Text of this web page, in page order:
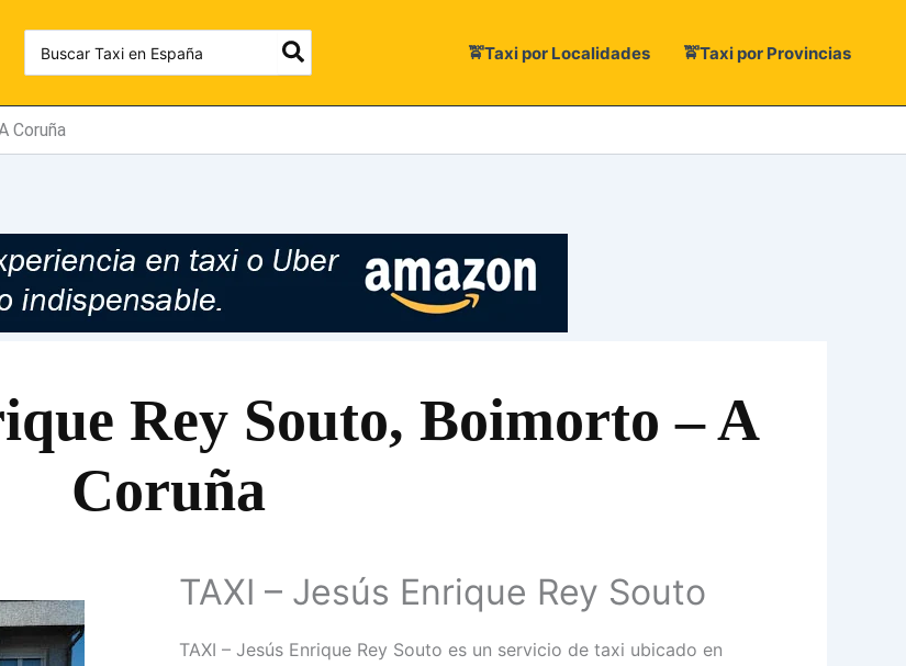
for:
🚖Taxi por Localidades 🚖Taxi por Provincias
Coruña
Rey Souto, Boimorto – A
Coruña
TAXI – Jesús Enrique Rey Souto
TAXI – Jesús Enrique Rey Souto es un servicio de taxi ubicado en